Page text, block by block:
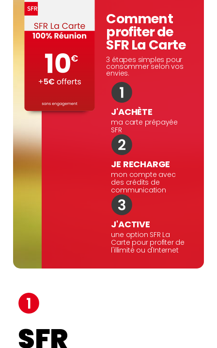
Comment
profiter de
SFR La Carte
3 étapes simples pour
consommer selon vos
envies.
J'ACHÈTE
ma carte prépayée
SFR
JE RECHARGE
mon compte avec
des crédits de
communication
J'ACTIVE
une option SFR La
Carte pour profiter de
l'illimité ou d'Internet
SFR